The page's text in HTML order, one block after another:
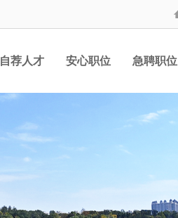
自荐人才 安心职位 急聘职位